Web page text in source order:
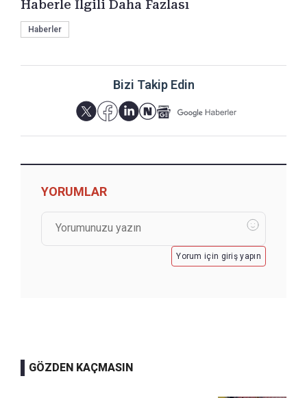
Haberle İlgili Daha Fazlası
Haberler
Bizi Takip Edin
YORUMLAR
Yorum için giriş yapın
GÖZDEN KAÇMASIN